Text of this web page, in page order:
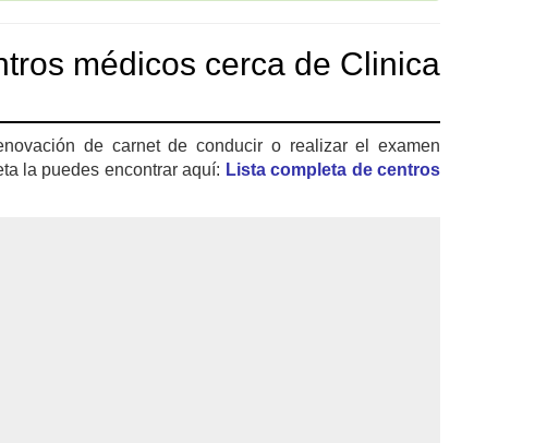
médicos cerca de Clinica
de carnet de conducir o realizar el examen
la puedes encontrar aquí: Lista completa de centros